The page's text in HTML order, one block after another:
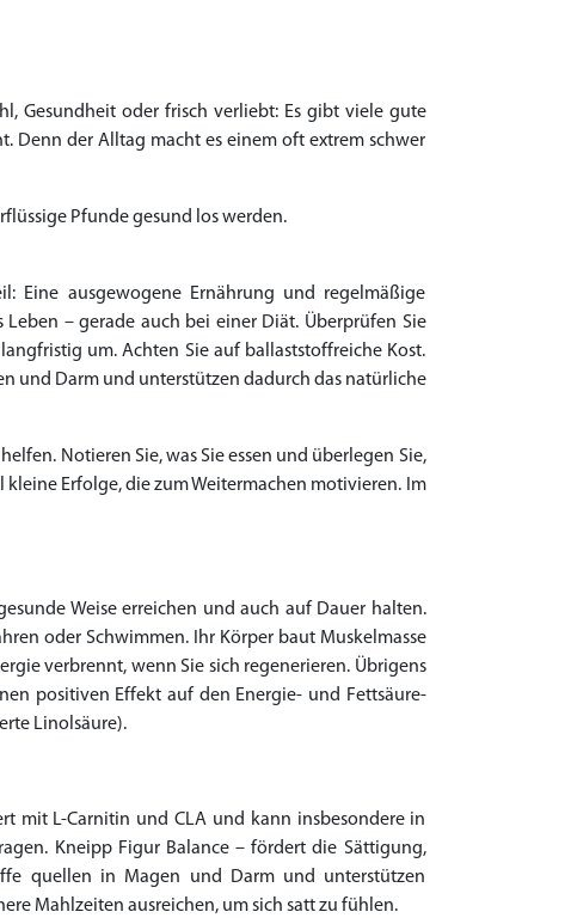
Gesundheit oder frisch verliebt: Es gibt viele gute
Denn der Alltag macht es einem oft extrem schwer
Pfunde gesund los werden.
Eine ausgewogene Ernährung und regelmäßige
– gerade auch bei einer Diät. Überprüfen Sie
um. Achten Sie auf ballaststoffreiche Kost.
und Darm und unterstützen dadurch das natürliche
Notieren Sie, was Sie essen und überlegen Sie,
kleine Erfolge, die zum Weitermachen motivieren. Im
Weise erreichen und auch auf Dauer halten.
oder Schwimmen. Ihr Körper baut Muskelmasse
verbrennt, wenn Sie sich regenerieren. Übrigens
positiven Effekt auf den Energie- und Fettsäure-
Linolsäure).
mit L-Carnitin und CLA und kann insbesondere in
Kneipp Figur Balance – fördert die Sättigung,
quellen in Magen und Darm und unterstützen
Mahlzeiten ausreichen, um sich satt zu fühlen.